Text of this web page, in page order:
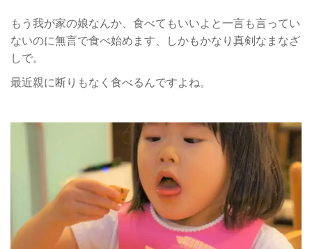
もう我が家の娘なんか、食べてもいいよと一言も言ってい
ないのに無言で食べ始めます、しかもかなり真剣なまなざ
しで。
最近親に断りもなく食べるんですよね。